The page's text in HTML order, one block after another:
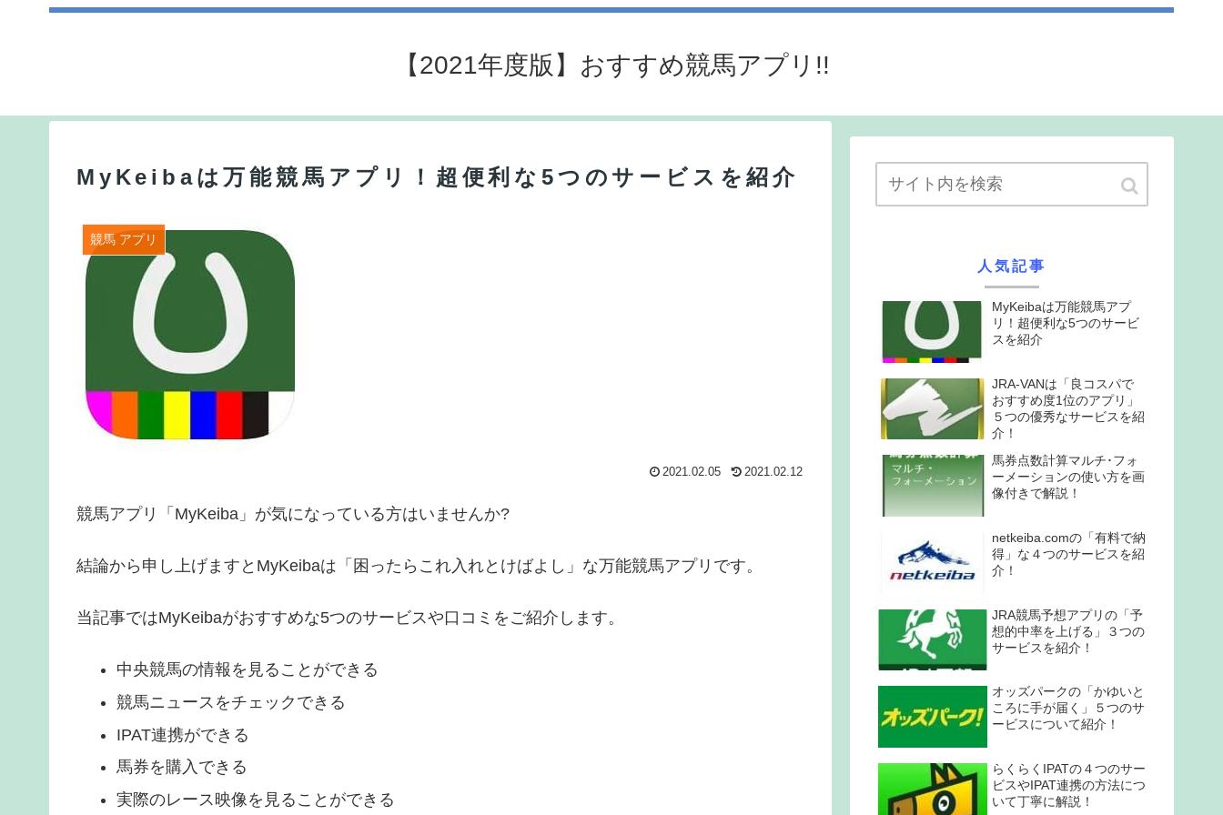
【2021年度版】おすすめ競馬アプリ!!
MyKeibaは万能競馬アプリ！超便利な5つのサービスを紹介
競馬 アプリ
2021.02.05 2021.02.12
競馬アプリ「MyKeiba」が気になっている方はいませんか?
結論から申し上げますとMyKeibaは「困ったらこれ入れとけばよし」な万能競馬アプリです。
当記事ではMyKeibaがおすすめな5つのサービスや口コミをご紹介します。
中央競馬の情報を見ることができる
競馬ニュースをチェックできる
IPAT連携ができる
馬券を購入できる
実際のレース映像を見ることができる
人気記事
MyKeibaは万能競馬アプ
リ！超便利な5つのサービ
スを紹介
JRA-VANは「良コスパで
おすすめ度1位のアプリ」
５つの優秀なサービスを紹
介！
馬券点数計算マルチ･フォ
ーメーションの使い方を画
像付きで解説！
netkeiba.comの「有料で納
得」な４つのサービスを紹
介！
JRA競馬予想アプリの「予
想的中率を上げる」３つの
サービスを紹介！
オッズパークの「かゆいと
ころに手が届く」５つのサ
ービスについて紹介！
らくらくIPATの４つのサー
ビスやIPAT連携の方法につ
いて丁寧に解説！